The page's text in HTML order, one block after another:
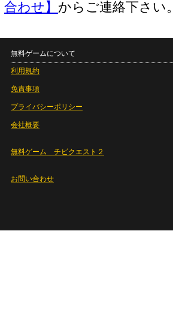
合わせ】 からご連絡下さい。
無料ゲームについて
利用規約
免責事項
プライバシーポリシー
会社概要
無料ゲーム チビクエスト２
お問い合わせ